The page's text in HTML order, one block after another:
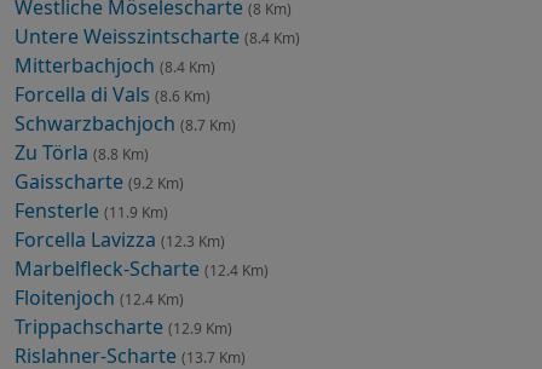
Westliche Möselescharte (8 Km)
Untere Weisszintscharte (8.4 Km)
Mitterbachjoch (8.4 Km)
Forcella di Vals (8.6 Km)
Schwarzbachjoch (8.7 Km)
Zu Törla (8.8 Km)
Gaisscharte (9.2 Km)
Fensterle (11.9 Km)
Forcella Lavizza (12.3 Km)
Marbelfleck-Scharte (12.4 Km)
Floitenjoch (12.4 Km)
Trippachscharte (12.9 Km)
Rislahner-Scharte (13.7 Km)